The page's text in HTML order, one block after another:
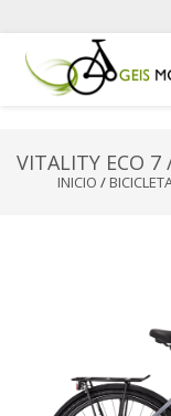
VITALITY ECO 7
INICIO /